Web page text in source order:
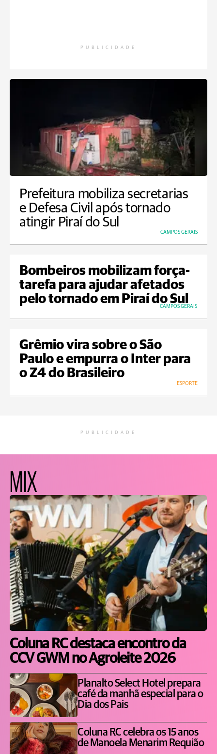
PUBLICIDADE
Prefeitura mobiliza secretarias
e Defesa Civil após tornado
atingir Piraí do Sul
CAMPOS GERAIS
Bombeiros mobilizam força-
tarefa para ajudar afetados
pelo tornado em Piraí do Sul
CAMPOS GERAIS
Grêmio vira sobre o São
Paulo e empurra o Inter para
o Z4 do Brasileiro
ESPORTE
PUBLICIDADE
MIX
Coluna RC destaca encontro da
CCV GWM no Agroleite 2026
Planalto Select Hotel prepara
café da manhã especial para o
Dia dos Pais
Coluna RC celebra os 15 anos
de Manoela Menarim Requião